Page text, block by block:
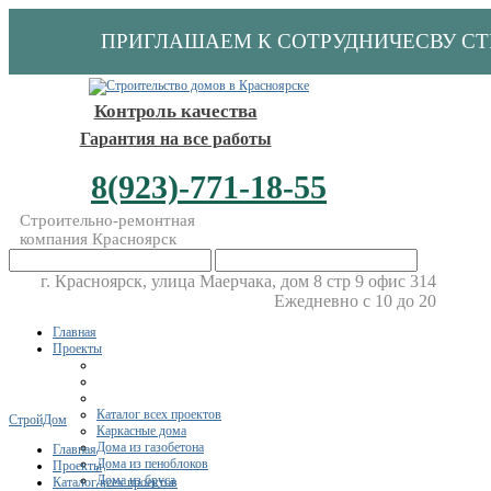
ПРИГЛАШАЕМ К СОТРУДНИЧЕСВУ
Контроль качества
Гарантия на все работы
8(923)-771-18-55
Строительно-ремонтная
компания Красноярск
г. Красноярск, улица Маерчака, дом 8 стр 9 офис 314
Ежедневно с 10 до 20
Главная
Проекты
Каталог всех проектов
Каркасные дома
Дома из газобетона
Дома из пеноблоков
Дома из бруса
СтройДом
Главная
Проекты
Каталог всех проектов